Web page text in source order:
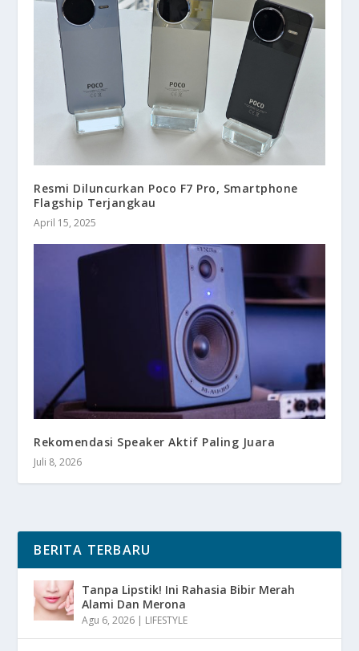
Resmi Diluncurkan Poco F7 Pro, Smartphone
Flagship Terjangkau
April 15, 2025
Rekomendasi Speaker Aktif Paling Juara
Juli 8, 2026
BERITA TERBARU
Tanpa Lipstik! Ini Rahasia Bibir Merah
Alami Dan Merona
Agu 6, 2026 | LIFESTYLE